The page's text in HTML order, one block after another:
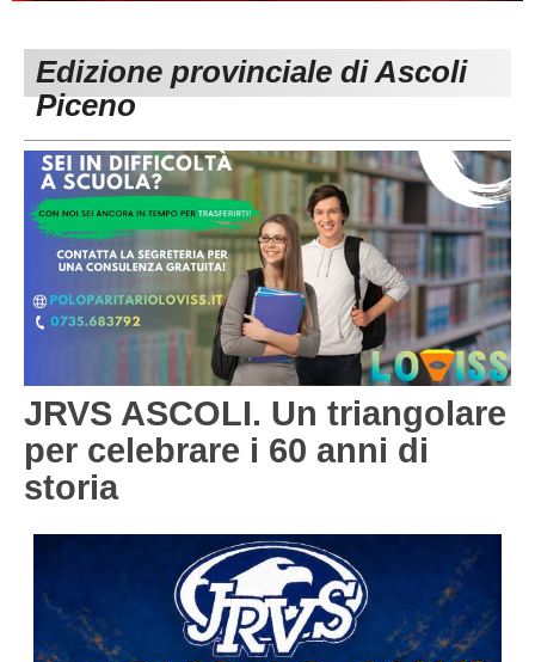
Carica la tua Rosa
1^ CATEGORIA
3^ CATEGORIA
GIOVANILI
Edizione provinciale di Ascoli
Piceno
JRVS ASCOLI. Un triangolare
per celebrare i 60 anni di
storia